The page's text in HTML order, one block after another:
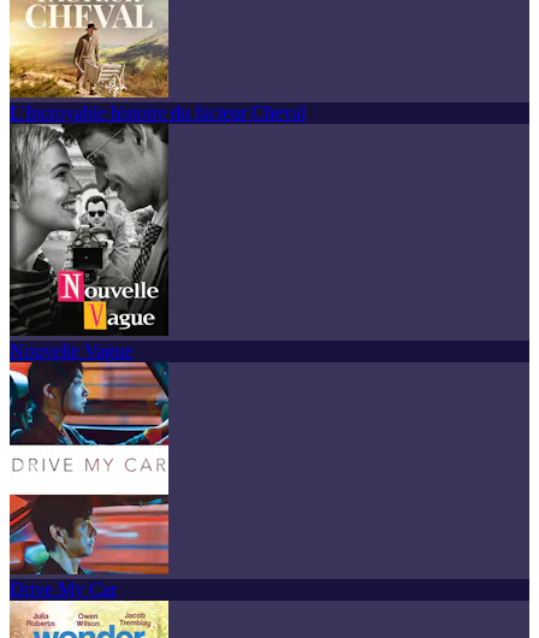
L'Incroyable histoire du facteur Cheval
Nouvelle Vague
Drive My Car